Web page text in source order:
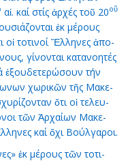
αἰ. καί στίς ἀρ­χές τοῦ 20οῦ
ἐκ μέ­ρους
οἱ το­τι­νοί Ἕλ­λη­νες ἀ­πο­
γί­νον­ται κα­τα­νο­η­τές
ἐ­ξου­δε­τε­ρώ­σουν τήν
χω­ρι­κῶν τῆς Μα­κε­
ὅ­τι οἱ τε­λευ­
τῶν Ἀρ­χαί­ων Μα­κε­
καί ὄ­χι Βούλ­γα­ροι.
ἐκ μέ­ρους τῶν το­τι­